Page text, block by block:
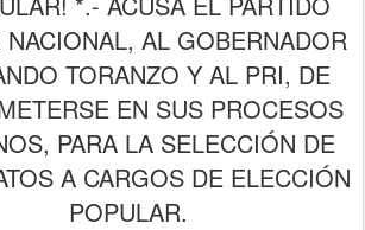
NACIONAL, AL GOBERNADOR
TORANZO Y AL PRI, DE
EN SUS PROCESOS
PARA LA SELECCIÓN DE
A CARGOS DE ELECCIÓN
POPULAR.